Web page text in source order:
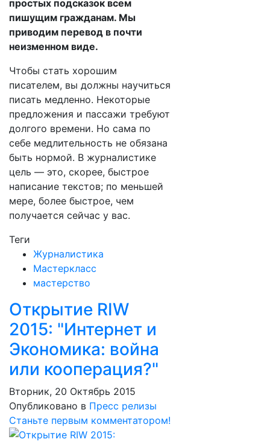
простых подсказок всем
пишущим гражданам. Мы
приводим перевод в почти
неизменном виде.
Чтобы стать хорошим
писателем, вы должны научиться
писать медленно. Некоторые
предложения и пассажи требуют
долгого времени. Но сама по
себе медлительность не обязана
быть нормой. В журналистике
цель — это, скорее, быстрое
написание текстов; по меньшей
мере, более быстрое, чем
получается сейчас у вас.
Теги
Журналистика
Мастеркласс
мастерство
Открытие RIW
2015: "Интернет и
Экономика: война
или кооперация?"
Вторник, 20 Октябрь 2015
Опубликовано в Пресс релизы
Станьте первым комментатором!